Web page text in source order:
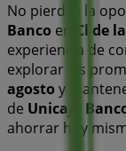
No pierdas la
Banco en Cl de
experiencia de
explorar las
agosto y
de Unicaja
ahorrar hoy